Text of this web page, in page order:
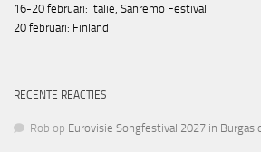
16-20 februari: Italië, Sanremo Festival
20 februari: Finland
RECENTE REACTIES
Rob op Eurovisie Songfestival 2027 in Burgas